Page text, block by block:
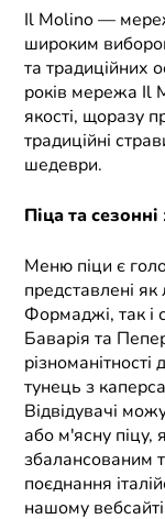
Il Molino —
широким вибором
та традиційних
років мережа Il
якості, щоразу
традиційні
шедеври.
Піца та сезонні
Меню піци є
представлені як
Формаджі, так і
Баварія та
тунець з
Відвідувачі
або м'ясну піцу,
збалансованим
поєднання
нашому вебсайті